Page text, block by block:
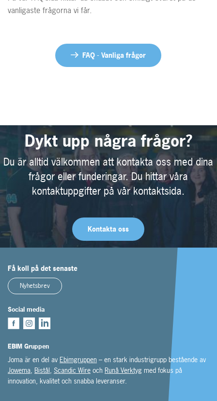
vanligaste frågorna vi får.
FAQ - Vanliga frågor
Dykt upp några frågor?
Du är alltid välkommen att kontakta oss med dina
frågor eller funderingar. Du hittar våra
kontaktuppgifter på vår kontaktsida.
Kontakta oss
Få koll på det senaste
Nyhetsbrev
Social media
EBIM Gruppen
Joma är en del av Ebimgruppen – en stark industrigrupp bestående av
Jowema, Bistål, Scandic Wire och Runå Verktyg med fokus på
innovation, kvalitet och snabba leveranser.